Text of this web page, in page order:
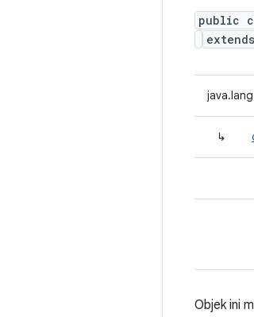
public
extends
↳
Objek ini